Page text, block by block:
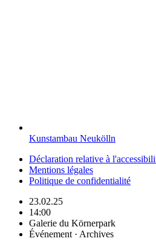
Kunstambau Neukölln
Déclaration relative à
Mentions légales
Politique de confidentialité
23.02.25
14:00
Galerie du Körnerpark
Événement · Archives